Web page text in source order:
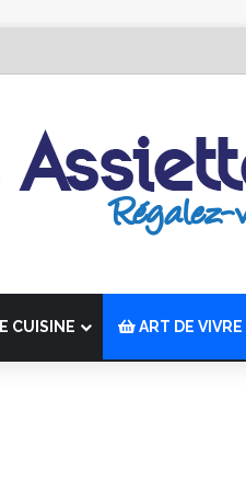
du 19 au 24 octobre 2026
CUISINE ART DE VIVRE